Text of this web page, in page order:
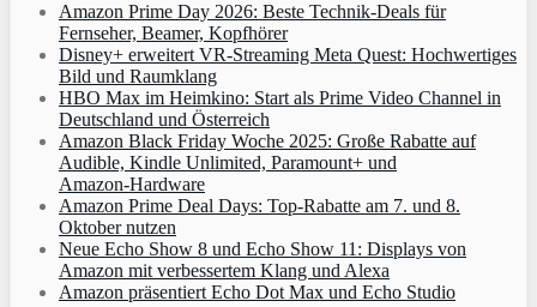
Amazon Prime Day 2026: Beste Technik-Deals für
Fernseher, Beamer, Kopfhörer
Disney+ erweitert VR‑Streaming Meta Quest: Hochwertiges
Bild und Raumklang
HBO Max im Heimkino: Start als Prime Video Channel in
Deutschland und Österreich
Amazon Black Friday Woche 2025: Große Rabatte auf
Audible, Kindle Unlimited, Paramount+ und
Amazon‑Hardware
Amazon Prime Deal Days: Top-Rabatte am 7. und 8.
Oktober nutzen
Neue Echo Show 8 und Echo Show 11: Displays von
Amazon mit verbessertem Klang und Alexa
Amazon präsentiert Echo Dot Max und Echo Studio